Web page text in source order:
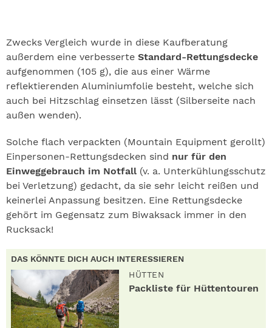
Zwecks Vergleich wurde in diese Kaufberatung
außerdem eine verbesserte Standard-Rettungsdecke
aufgenommen (105 g), die aus einer Wärme
reflektierenden Aluminiumfolie besteht, welche sich
auch bei Hitzschlag einsetzen lässt (Silberseite nach
außen wenden).
Solche flach verpackten (Mountain Equipment gerollt)
Einpersonen-Rettungsdecken sind nur für den
Einweggebrauch im Notfall (v. a. Unterkühlungsschutz
bei Verletzung) gedacht, da sie sehr leicht reißen und
keinerlei Anpassung besitzen. Eine Rettungsdecke
gehört im Gegensatz zum Biwaksack immer in den
Rucksack!
DAS KÖNNTE DICH AUCH INTERESSIEREN
HÜTTEN
Packliste für Hüttentouren